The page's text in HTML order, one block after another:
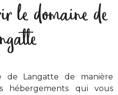
le domaine de
de Langatte de manière
hébergements qui vous